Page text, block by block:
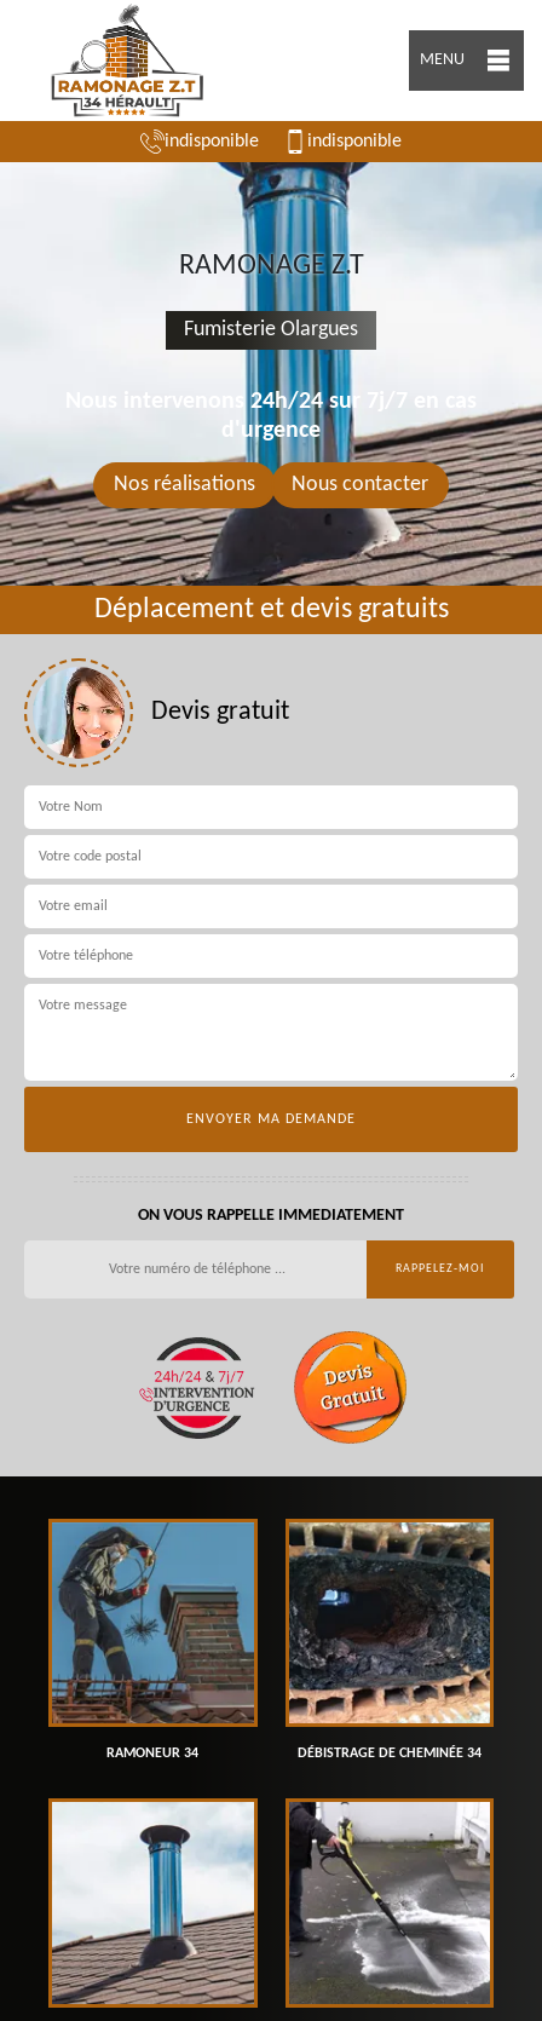
MENU
indisponible indisponible
RAMONAGE Z.T
Fumisterie Olargues
Nous intervenons 24h/24 sur 7j/7 en cas
d'urgence
Nos réalisations Nous contacter
Déplacement et devis gratuits
Devis gratuit
ON VOUS RAPPELLE IMMEDIATEMENT
RAMONEUR 34 DÉBISTRAGE DE CHEMINÉE 34